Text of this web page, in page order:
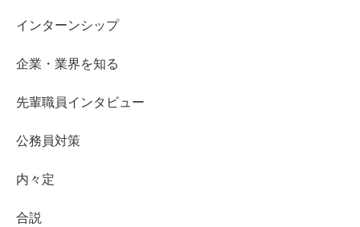
インターンシップ
企業・業界を知る
先輩職員インタビュー
公務員対策
内々定
合説